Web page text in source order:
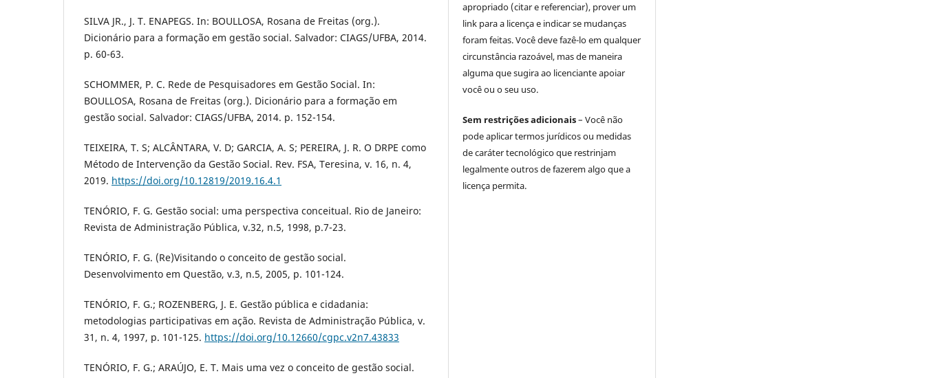
SILVA JR., J. T. ENAPEGS. In: BOULLOSA, Rosana de Freitas (org.).
Dicionário para a formação em gestão social. Salvador: CIAGS/UFBA, 2014.
p. 60-63.
SCHOMMER, P. C. Rede de Pesquisadores em Gestão Social. In:
BOULLOSA, Rosana de Freitas (org.). Dicionário para a formação em
gestão social. Salvador: CIAGS/UFBA, 2014. p. 152-154.
TEIXEIRA, T. S; ALCÂNTARA, V. D; GARCIA, A. S; PEREIRA, J. R. O DRPE como
Método de Intervenção da Gestão Social. Rev. FSA, Teresina, v. 16, n. 4,
2019. https://doi.org/10.12819/2019.16.4.1
TENÓRIO, F. G. Gestão social: uma perspectiva conceitual. Rio de Janeiro:
Revista de Administração Pública, v.32, n.5, 1998, p.7-23.
TENÓRIO, F. G. (Re)Visitando o conceito de gestão social.
Desenvolvimento em Questão, v.3, n.5, 2005, p. 101-124.
TENÓRIO, F. G.; ROZENBERG, J. E. Gestão pública e cidadania:
metodologias participativas em ação. Revista de Administração Pública, v.
31, n. 4, 1997, p. 101-125. https://doi.org/10.12660/cgpc.v2n7.43833
TENÓRIO, F. G.; ARAÚJO, E. T. Mais uma vez o conceito de gestão social.
apropriado (citar e referenciar), prover um
link para a licença e indicar se mudanças
foram feitas. Você deve fazê-lo em qualquer
circunstância razoável, mas de maneira
alguma que sugira ao licenciante apoiar
você ou o seu uso.
Sem restrições adicionais– Você não
pode aplicar termos jurídicos ou medidas
de caráter tecnológico que restrinjam
legalmente outros de fazerem algo que a
licença permita.